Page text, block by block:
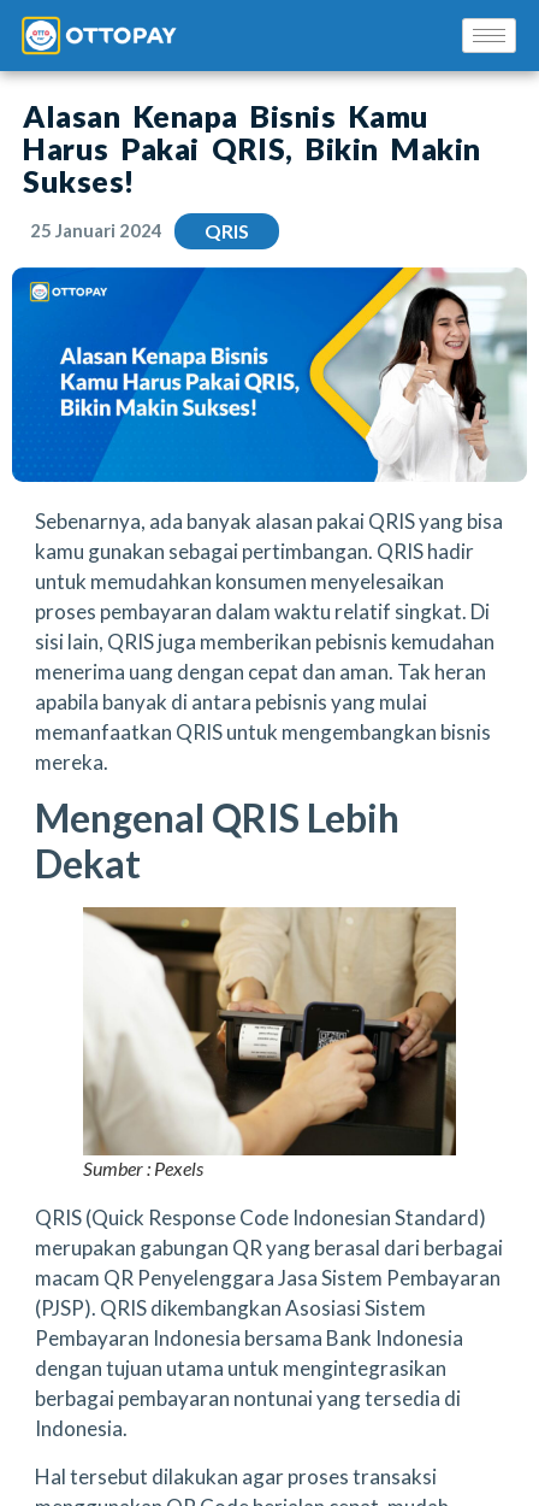
Alasan Kenapa Bisnis Kamu
Harus Pakai QRIS, Bikin Makin
Sukses!
25 Januari 2024 QRIS
Sebenarnya, ada banyak alasan pakai QRIS yang bisa
kamu gunakan sebagai pertimbangan. QRIS hadir
untuk memudahkan konsumen menyelesaikan
proses pembayaran dalam waktu relatif singkat. Di
sisi lain, QRIS juga memberikan pebisnis kemudahan
menerima uang dengan cepat dan aman. Tak heran
apabila banyak di antara pebisnis yang mulai
memanfaatkan QRIS untuk mengembangkan bisnis
mereka.
Mengenal QRIS Lebih
Dekat
Sumber : Pexels
QRIS (Quick Response Code Indonesian Standard)
merupakan gabungan QR yang berasal dari berbagai
macam QR Penyelenggara Jasa Sistem Pembayaran
(PJSP). QRIS dikembangkan Asosiasi Sistem
Pembayaran Indonesia bersama Bank Indonesia
dengan tujuan utama untuk mengintegrasikan
berbagai pembayaran nontunai yang tersedia di
Indonesia.
Hal tersebut dilakukan agar proses transaksi
Solusi Kami
Blog
Promo Mitra
Pusat Edukasi Mitra
INSTAL SEKARANG